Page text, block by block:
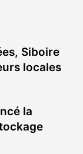
Siboire
locales
la